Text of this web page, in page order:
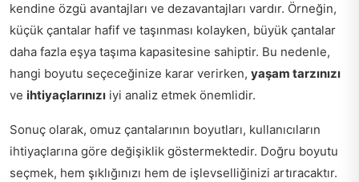
kendine özgü avantajları ve dezavantajları vardır. Örneğin,
küçük çantalar hafif ve taşınması kolayken, büyük çantalar
daha fazla eşya taşıma kapasitesine sahiptir. Bu nedenle,
hangi boyutu seçeceğinize karar verirken, yaşam tarzınızı
ve ihtiyaçlarınızı iyi analiz etmek önemlidir.
Sonuç olarak, omuz çantalarının boyutları, kullanıcıların
ihtiyaçlarına göre değişiklik göstermektedir. Doğru boyutu
seçmek, hem şıklığınızı hem de işlevselliğinizi artıracaktır.